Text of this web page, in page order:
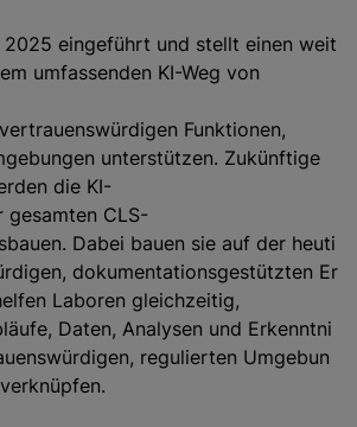
2025 eingeführt und stellt einen weit
umfassenden KI-Weg von
Funktionen,
unterstützen. Zukünftige
die KI-
gesamten CLS-
Dabei bauen sie auf der heuti
dokumentationsgestützten Er
Laboren gleichzeitig,
Daten, Analysen und Erkenntni
regulierten Umgebun